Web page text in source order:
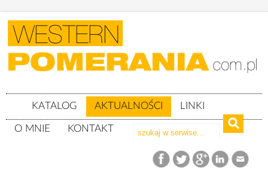
KATALOG AKTUALNOŚCI LINKI
O MNIE KONTAKT
Aktualności Fajne głazy